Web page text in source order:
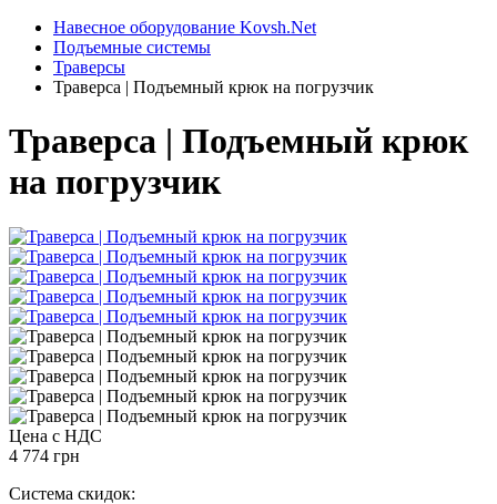
Навесное оборудование Kovsh.Net
Подъемные системы
Траверсы
Траверса | Подъемный крюк на погрузчик
Траверса | Подъемный крюк
на погрузчик
Цена с НДС
4 774 грн
Система скидок: